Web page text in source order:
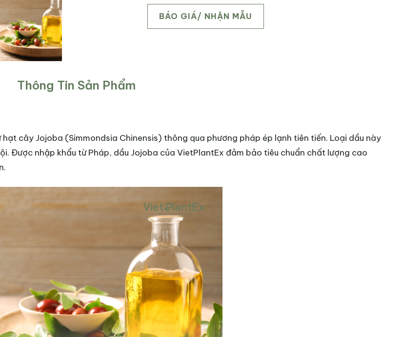
BÁO GIÁ/ NHẬN MẪU
Thông Tin Sản Phẩm
cây Jojoba (Simmondsia Chinensis) thông qua phương pháp ép lạnh tiên tiến. Loại dầu này
Được nhập khẩu từ Pháp, dầu Jojoba của VietPlantEx đảm bảo tiêu chuẩn chất lượng cao